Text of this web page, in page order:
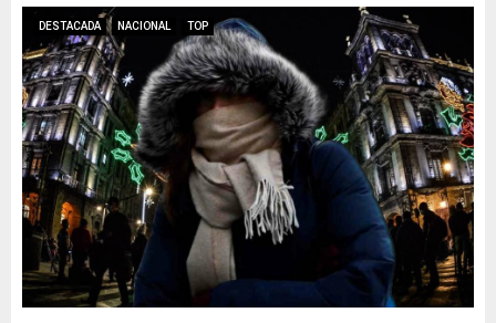
DESTACADA NACIONAL TOP